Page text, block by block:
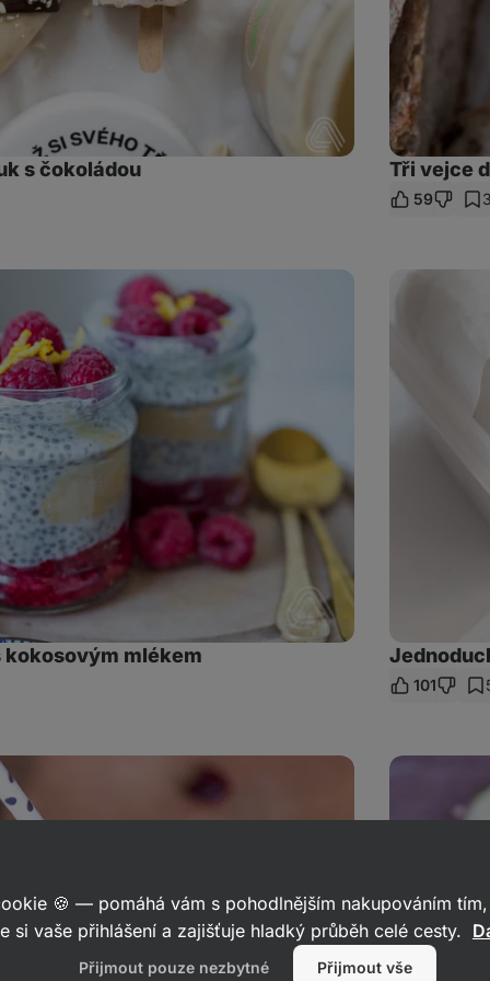
s čokoládou Tři vejce
59
kokosovým mlékem
Jednoduchý
101
Smoothie
🍪 — pomáhá vám s pohodlnějším nakupováním
si vaše přihlášení a zajišťuje hladký průběh celé cesty.
Přijmout pouze nezbytné Přijmout vše